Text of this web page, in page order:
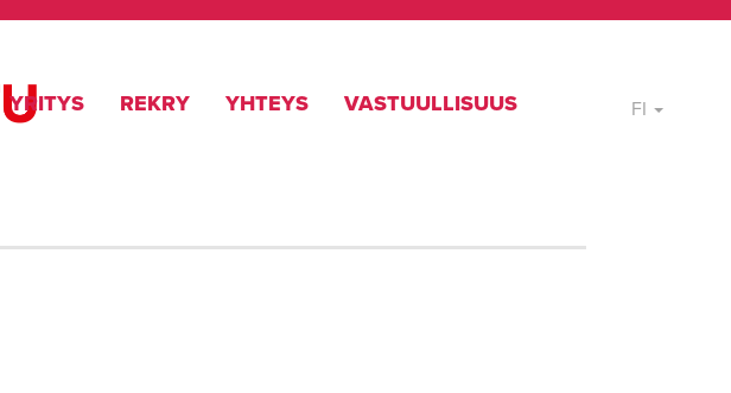
YRITYS REKRY YHTEYS VASTUULLISUUS FI